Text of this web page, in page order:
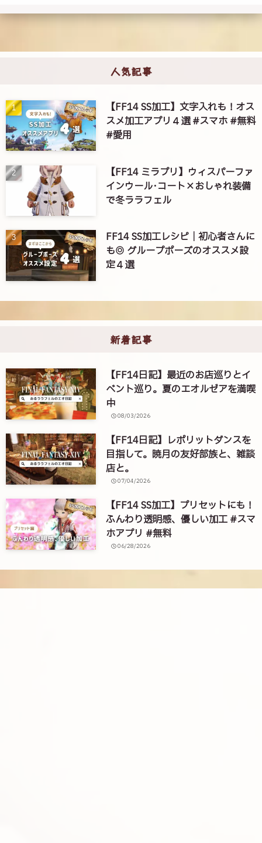
人気記事
【FF14 SS加工】文字入れも！オス
スメ加工アプリ４選 #スマホ #無料
#愛用
【FF14 ミラプリ】ウィスパーファ
インウール･コート×おしゃれ装備
で冬ララフェル
FF14 SS加工レシピ｜初心者さんに
も◎ グループポーズのオススメ設
定４選
新着記事
【FF14日記】最近のお店巡りとイ
ベント巡り。夏のエオルゼアを満喫
中
08/03/2026
【FF14日記】レポリットダンスを
目指して。暁月の友好部族と、雑談
店と。
07/04/2026
【FF14 SS加工】プリセットにも！
ふんわり透明感、優しい加工 #スマ
ホアプリ #無料
06/28/2026